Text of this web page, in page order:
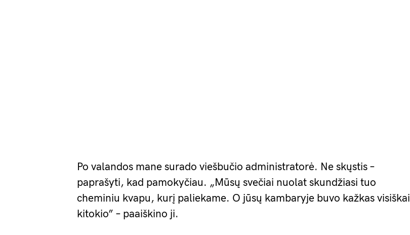
Po valandos mane surado viešbučio administratorė. Ne skųstis –
paprašyti, kad pamokyčiau. „Mūsų svečiai nuolat skundžiasi tuo
cheminiu kvapu, kurį paliekame. O jūsų kambaryje buvo kažkas visiškai
kitokio” – paaiškino ji.